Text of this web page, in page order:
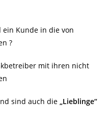
ein Kunde in die von
?
mit ihren nicht
sind auch die „Lieblinge“